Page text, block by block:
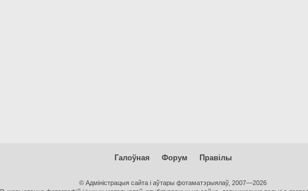
Галоўная Форум Правілы
© Адміністрацыя сайта і аўтары фотаматэрыялаў, 2007—2026